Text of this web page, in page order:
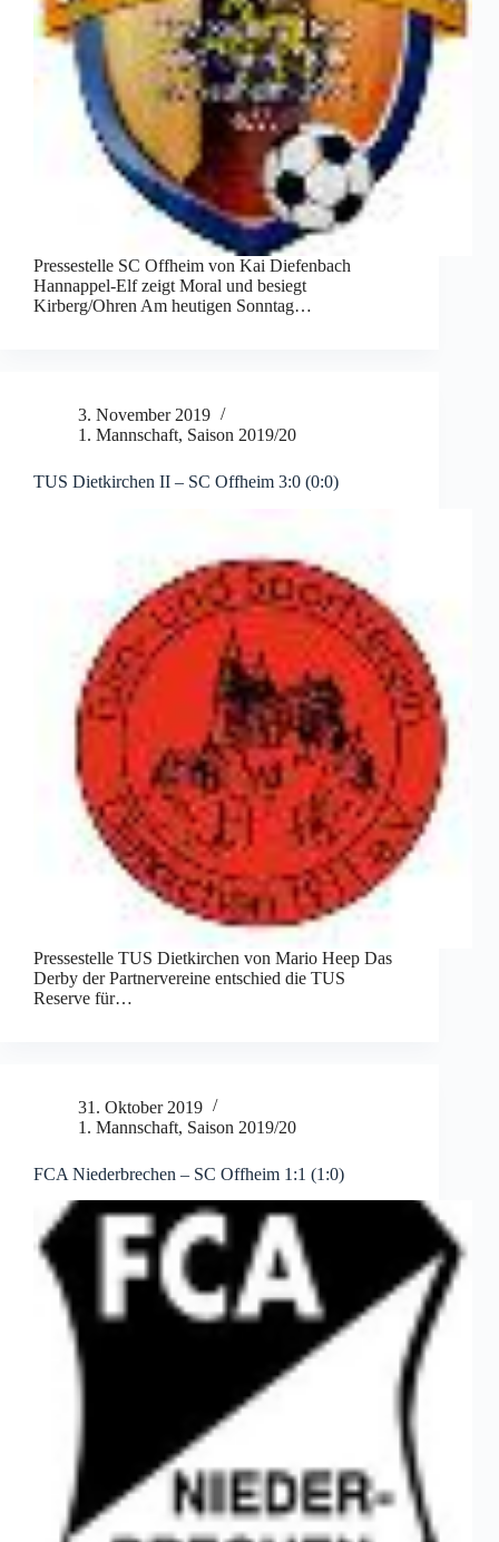
Pressestelle SC Offheim von Kai Diefenbach
Hannappel-Elf zeigt Moral und besiegt
Kirberg/Ohren Am heutigen Sonntag…
3. November 2019
1. Mannschaft, Saison 2019/20
TUS Dietkirchen II – SC Offheim 3:0 (0:0)
Pressestelle TUS Dietkirchen von Mario Heep Das
Derby der Partnervereine entschied die TUS
Reserve für…
31. Oktober 2019
1. Mannschaft, Saison 2019/20
FCA Niederbrechen – SC Offheim 1:1 (1:0)